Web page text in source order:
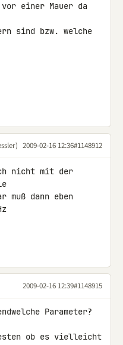
einer Mauer da
sind bzw. welche
2009-02-16 12:36#1148912
nicht mit der
muß dann eben
2009-02-16 12:39#1148915
Parameter?
ob es vielleicht